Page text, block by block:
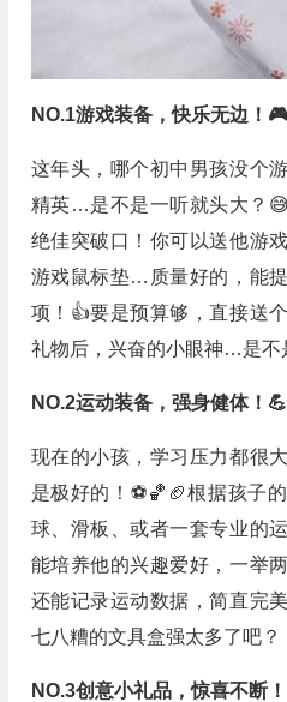
NO.1游戏装备，快乐无边！🎮
这年头，哪个初中男孩没个
精英…是不是一听就头大？
绝佳突破口！你可以送他游
游戏鼠标垫…质量好的，能
项！👍要是预算够，直接送
礼物后，兴奋的小眼神…是不
NO.2运动装备，强身健体！💪
现在的小孩，学习压力都很
是极好的！⚽️🏀🏈根据孩子
球、滑板、或者一套专业的
能培养他的兴趣爱好，一举
还能记录运动数据，简直完
七八糟的文具盒强太多了吧？
NO.3创意小礼品，惊喜不断